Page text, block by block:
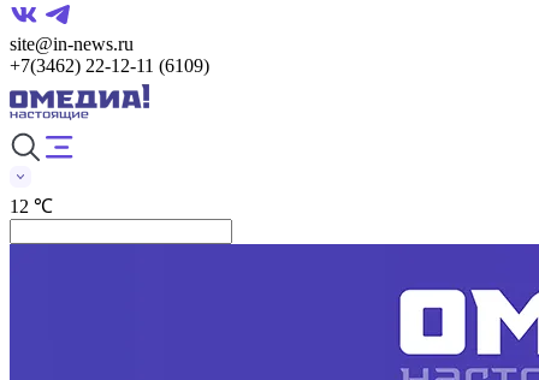
site@in-news.ru
+7(3462) 22-12-11 (6109)
12 ℃